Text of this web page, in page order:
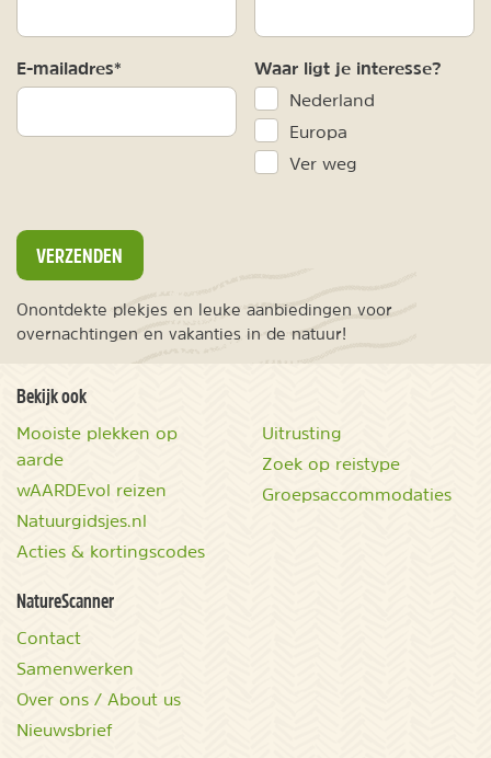
E-mailadres* Waar ligt je interesse?
Nederland
Europa
Ver weg
VERZENDEN
Onontdekte plekjes en leuke aanbiedingen voor
overnachtingen en vakanties in de natuur!
Bekijk ook
Mooiste plekken op
aarde
wAARDEvol reizen
Natuurgidsjes.nl
Acties & kortingscodes
Uitrusting
Zoek op reistype
Groepsaccommodaties
NatureScanner
Contact
Samenwerken
Over ons / About us
Nieuwsbrief